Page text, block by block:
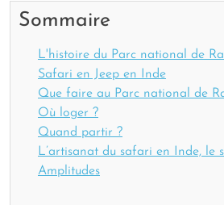
Sommaire
L'histoire du Parc national de
Safari en Jeep en Inde
Que faire au Parc national de
Où loger ?
Quand partir ?
L’artisanat du safari en Inde, le
Amplitudes